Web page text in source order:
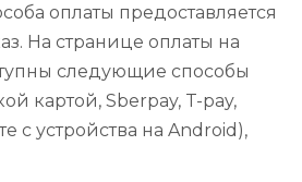
оплаты предоставляется
На странице оплаты на
следующие способы
картой, Sberpay, T-pay,
с устройства на Android),